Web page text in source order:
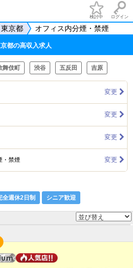
検討中 ログイン
東京都 オフィス内分煙・禁煙
都の高収入求人
舞伎町 渋谷 五反田 吉原
変更
変更
変更
・禁煙 変更
全週休2日制 シニア歓迎